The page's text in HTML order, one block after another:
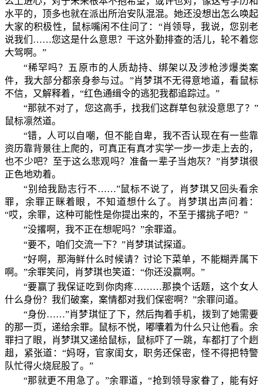
水平的，顶多也就在派出所治安队混混。她还没想出怎么唤起
大家的积极性，鼠标嘴闲不住问了：“肖领导，我说，您别老
说我们……您这是什么意思？干这外勤排查的活儿，轮不着您
大驾啊。”
“稀罕吗？五原市的人质劫持、绑架以及涉枪涉爆类案
件，我大部分都亲身参与过。”肖梦琪不无得意地道，看鼠标
不信，又解释着，“红色通缉令的逃犯我都追踪过。”
“那就不对了，您这高手，找我们这群草包就没意思了？”
鼠标凛然道。
“错，人可以自嘲，但不能自卑，我不否认现在有一些靠
资历靠背景往上爬的，可真正有真才实学一步一步走上去的，
也不少吧？至于这么悲观吗？准备一辈子当炮灰？”肖梦琪很
正色地劝着。
“别给我励志行不……”鼠标不说了，肖梦琪又回头看余
罪，余罪正眯着眼，不知道想什么了。肖梦琪出声问着：
“哎，余罪，这种可能性是你提出来的，不至于撂挑子吧？”
“没撂啊，我不正在想呢吗？”余罪道。
“要不，咱们交流一下？”肖梦琪试探道。
“好啊，那海鲜什么时候请？讨论下菜单，不能糊弄属下
啊。”余罪笑问，肖梦琪也笑道：“你还没赢啊。”
“要赢了我保证吃到你肉疼………那换个话题，这个女人
什么身份？我们破案，案情都对我们保密啊？”余罪问道。
“身份……”肖梦琪怔了下，然后掏着手机，拨到了她需要
的那一页，递给余罪。鼠标不悦，嘟囔着为什么只让他看。余
罪扫了眼，肖梦琪又递给鼠标，鼠标吓了一跳，车都打了个趔
趄，紧张道：“妈呀，官家闺女，职务还保密，怪不得把特警
队忙得火烧屁股了。”
“那就更不用急了。”余罪道，“抢到领导家眷了，能有好